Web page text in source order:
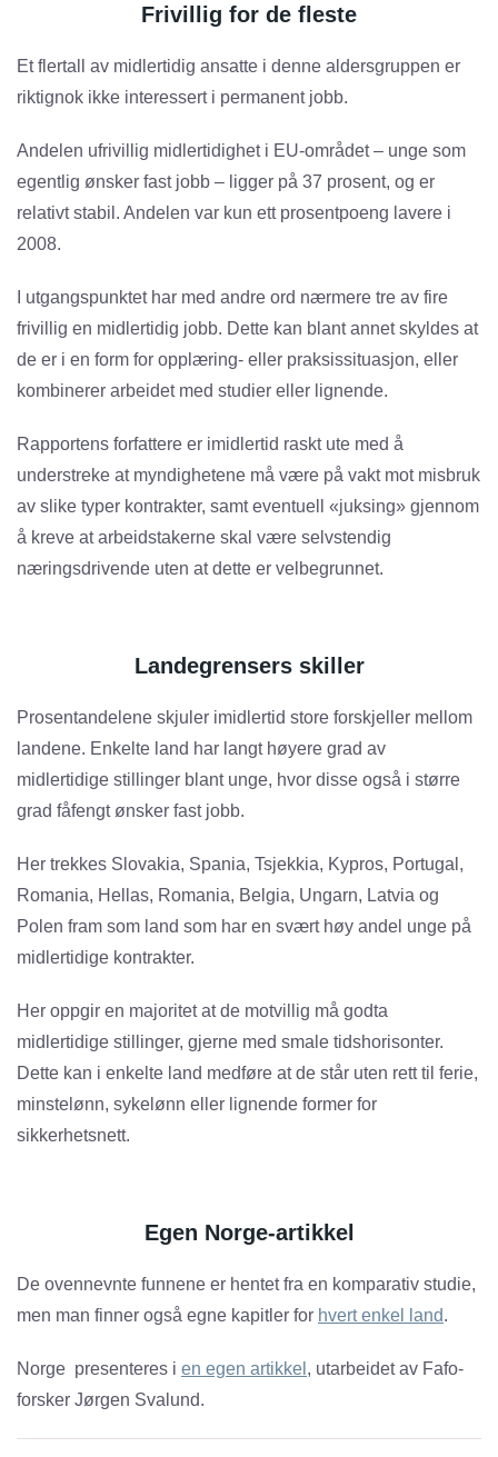
Frivillig for de fleste
Et flertall av midlertidig ansatte i denne aldersgruppen er
riktignok ikke interessert i permanent jobb.
Andelen ufrivillig midlertidighet i EU-området – unge som
egentlig ønsker fast jobb – ligger på 37 prosent, og er
relativt stabil. Andelen var kun ett prosentpoeng lavere i
2008.
I utgangspunktet har med andre ord nærmere tre av fire
frivillig en midlertidig jobb. Dette kan blant annet skyldes at
de er i en form for opplæring- eller praksissituasjon, eller
kombinerer arbeidet med studier eller lignende.
Rapportens forfattere er imidlertid raskt ute med å
understreke at myndighetene må være på vakt mot misbruk
av slike typer kontrakter, samt eventuell «juksing» gjennom
å kreve at arbeidstakerne skal være selvstendig
næringsdrivende uten at dette er velbegrunnet.
Landegrensers skiller
Prosentandelene skjuler imidlertid store forskjeller mellom
landene. Enkelte land har langt høyere grad av
midlertidige stillinger blant unge, hvor disse også i større
grad fåfengt ønsker fast jobb.
Her trekkes Slovakia, Spania, Tsjekkia, Kypros, Portugal,
Romania, Hellas, Romania, Belgia, Ungarn, Latvia og
Polen fram som land som har en svært høy andel unge på
midlertidige kontrakter.
Her oppgir en majoritet at de motvillig må godta
midlertidige stillinger, gjerne med smale tidshorisonter.
Dette kan i enkelte land medføre at de står uten rett til ferie,
minstelønn, sykelønn eller lignende former for
sikkerhetsnett.
Egen Norge-artikkel
De ovennevnte funnene er hentet fra en komparativ studie,
men man finner også egne kapitler for hvert enkel land.
Norge presenteres i en egen artikkel , utarbeidet av Fafo-
forsker Jørgen Svalund.